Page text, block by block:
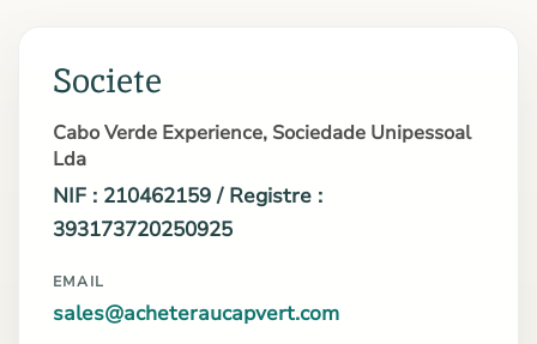
Societe
Cabo Verde Experience, Sociedade Unipessoal
Lda
NIF : 210462159 / Registre :
393173720250925
EMAIL
sales@acheteraucapvert.com